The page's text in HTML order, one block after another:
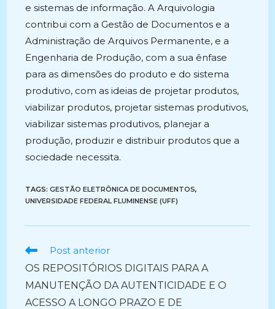
e sistemas de informação. A Arquivologia
contribui com a Gestão de Documentos e a
Administração de Arquivos Permanente, e a
Engenharia de Produção, com a sua ênfase
para as dimensões do produto e do sistema
produtivo, com as ideias de projetar produtos,
viabilizar produtos, projetar sistemas produtivos,
viabilizar sistemas produtivos, planejar a
produção, produzir e distribuir produtos que a
sociedade necessita.
TAGS:GESTÃO ELETRÔNICA DE DOCUMENTOS,
UNIVERSIDADE FEDERAL FLUMINENSE (UFF)
Ler
artigos
Post anterior
OS REPOSITÓRIOS DIGITAIS PARA A
MANUTENÇÃO DA AUTENTICIDADE E O
ACESSO A LONGO PRAZO E DE